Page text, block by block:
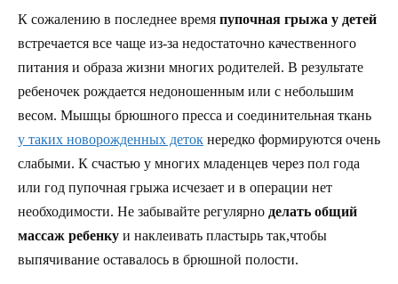
К сожалению в последнее время пупочная грыжа у детей
встречается все чаще из-за недостаточно качественного
питания и образа жизни многих родителей. В результате
ребеночек рождается недоношенным или с небольшим
весом. Мышцы брюшного пресса и соединительная ткань
у таких новорожденных деток нередко формируются очень
слабыми. К счастью у многих младенцев через пол года
или год пупочная грыжа исчезает и в операции нет
необходимости. Не забывайте регулярно делать общий
массаж ребенку и наклеивать пластырь так,чтобы
выпячивание оставалось в брюшной полости.